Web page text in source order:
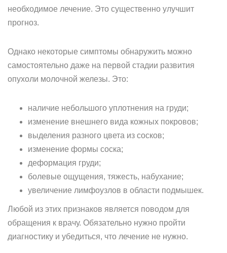
необходимое лечение. Это существенно улучшит
прогноз.
Однако некоторые симптомы обнаружить можно
самостоятельно даже на первой стадии развития
опухоли молочной железы. Это:
наличие небольшого уплотнения на груди;
изменение внешнего вида кожных покровов;
выделения разного цвета из сосков;
изменение формы соска;
деформация груди;
болевые ощущения, тяжесть, набухание;
увеличение лимфоузлов в области подмышек.
Любой из этих признаков является поводом для
обращения к врачу. Обязательно нужно пройти
диагностику и убедиться, что лечение не нужно.